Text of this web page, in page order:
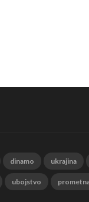
dinamo ukrajina
ubojstvo